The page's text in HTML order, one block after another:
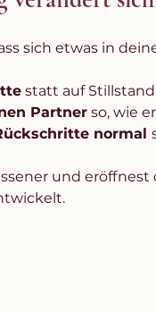
sich etwas in
statt auf
Partner so, wie
normal
und